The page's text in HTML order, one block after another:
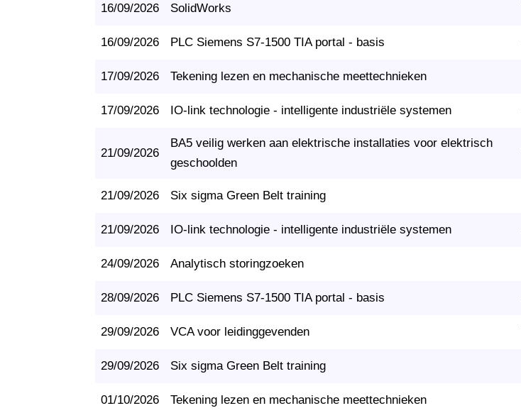
16/09/2026 SolidWorks
16/09/2026 PLC Siemens S7-1500 TIA portal - basis
17/09/2026 Tekening lezen en mechanische meettechnieken
17/09/2026 IO-link technologie - intelligente industriële systemen
21/09/2026
BA5 veilig werken aan elektrische installaties voor elektrisch
geschoolden
21/09/2026 Six sigma Green Belt training
21/09/2026 IO-link technologie - intelligente industriële systemen
24/09/2026 Analytisch storingzoeken
28/09/2026 PLC Siemens S7-1500 TIA portal - basis
29/09/2026 VCA voor leidinggevenden
29/09/2026 Six sigma Green Belt training
01/10/2026 Tekening lezen en mechanische meettechnieken